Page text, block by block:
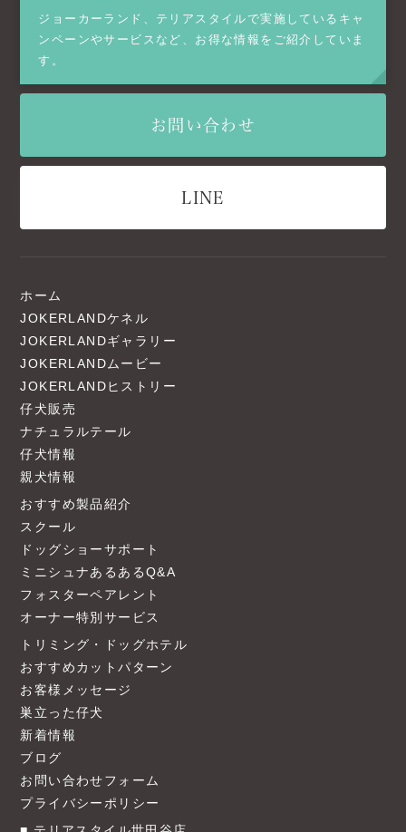
ジョーカーランド、テリアスタイルで実施しているキャ
ンペーンやサービスなど、お得な情報をご紹介していま
す。
お問い合わせ
LINE
ホーム
JOKERLANDケネル
JOKERLANDギャラリー
JOKERLANDムービー
JOKERLANDヒストリー
仔犬販売
ナチュラルテール
仔犬情報
親犬情報
おすすめ製品紹介
スクール
ドッグショーサポート
ミニシュナあるあるQ&A
フォスターペアレント
オーナー特別サービス
トリミング・ドッグホテル
おすすめカットパターン
お客様メッセージ
巣立った仔犬
新着情報
ブログ
お問い合わせフォーム
プライバシーポリシー